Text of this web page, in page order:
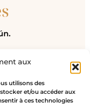
aux
utilisons des
et/ou accéder aux
à ces technologies
medalla
electrónico
campos